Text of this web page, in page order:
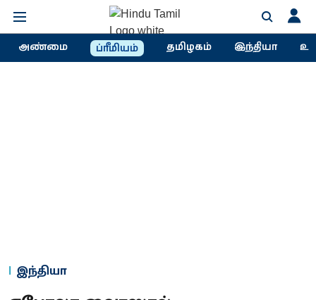
அண்மை ப்ரீமியம் தமிழகம் இந்தியா
இந்தியா